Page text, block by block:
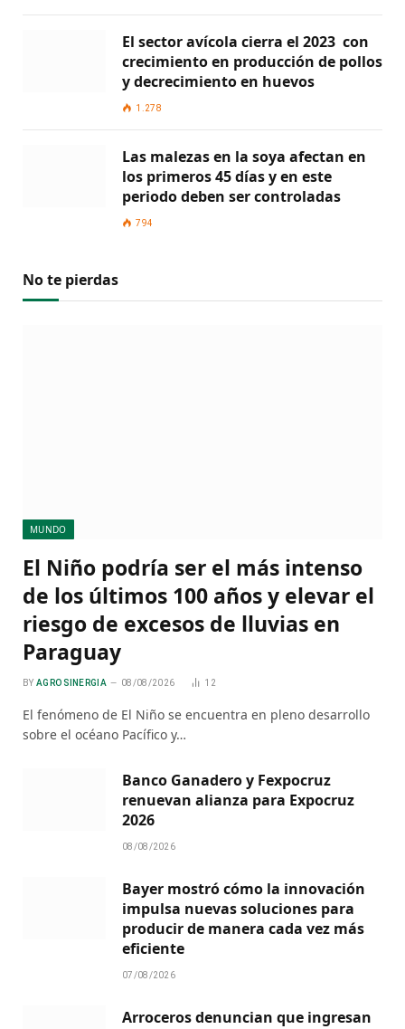
El sector avícola cierra el 2023 con
crecimiento en producción de pollos
y decrecimiento en huevos
1.278
Las malezas en la soya afectan en
los primeros 45 días y en este
periodo deben ser controladas
794
No te pierdas
MUNDO
El Niño podría ser el más intenso
de los últimos 100 años y elevar el
riesgo de excesos de lluvias en
Paraguay
BY AGRO SINERGIA 08/08/2026 12
El fenómeno de El Niño se encuentra en pleno desarrollo
sobre el océano Pacífico y…
Banco Ganadero y Fexpocruz
renuevan alianza para Expocruz
2026
08/08/2026
Bayer mostró cómo la innovación
impulsa nuevas soluciones para
producir de manera cada vez más
eficiente
07/08/2026
Arroceros denuncian que ingresan